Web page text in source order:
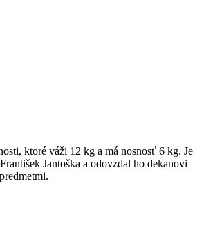
ktoré váži 12 kg a má nosnosť 6 kg. Je
Jantoška a odovzdal ho dekanovi